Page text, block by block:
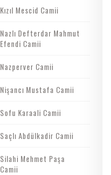
Kızıl Mescid Camii
Nazlı Defterdar Mahmut
Efendi Camii
Nazperver Camii
Nişancı Mustafa Camii
Sofu Karaali Camii
Saçlı Abdülkadir Camii
Silahi Mehmet Paşa
Camii